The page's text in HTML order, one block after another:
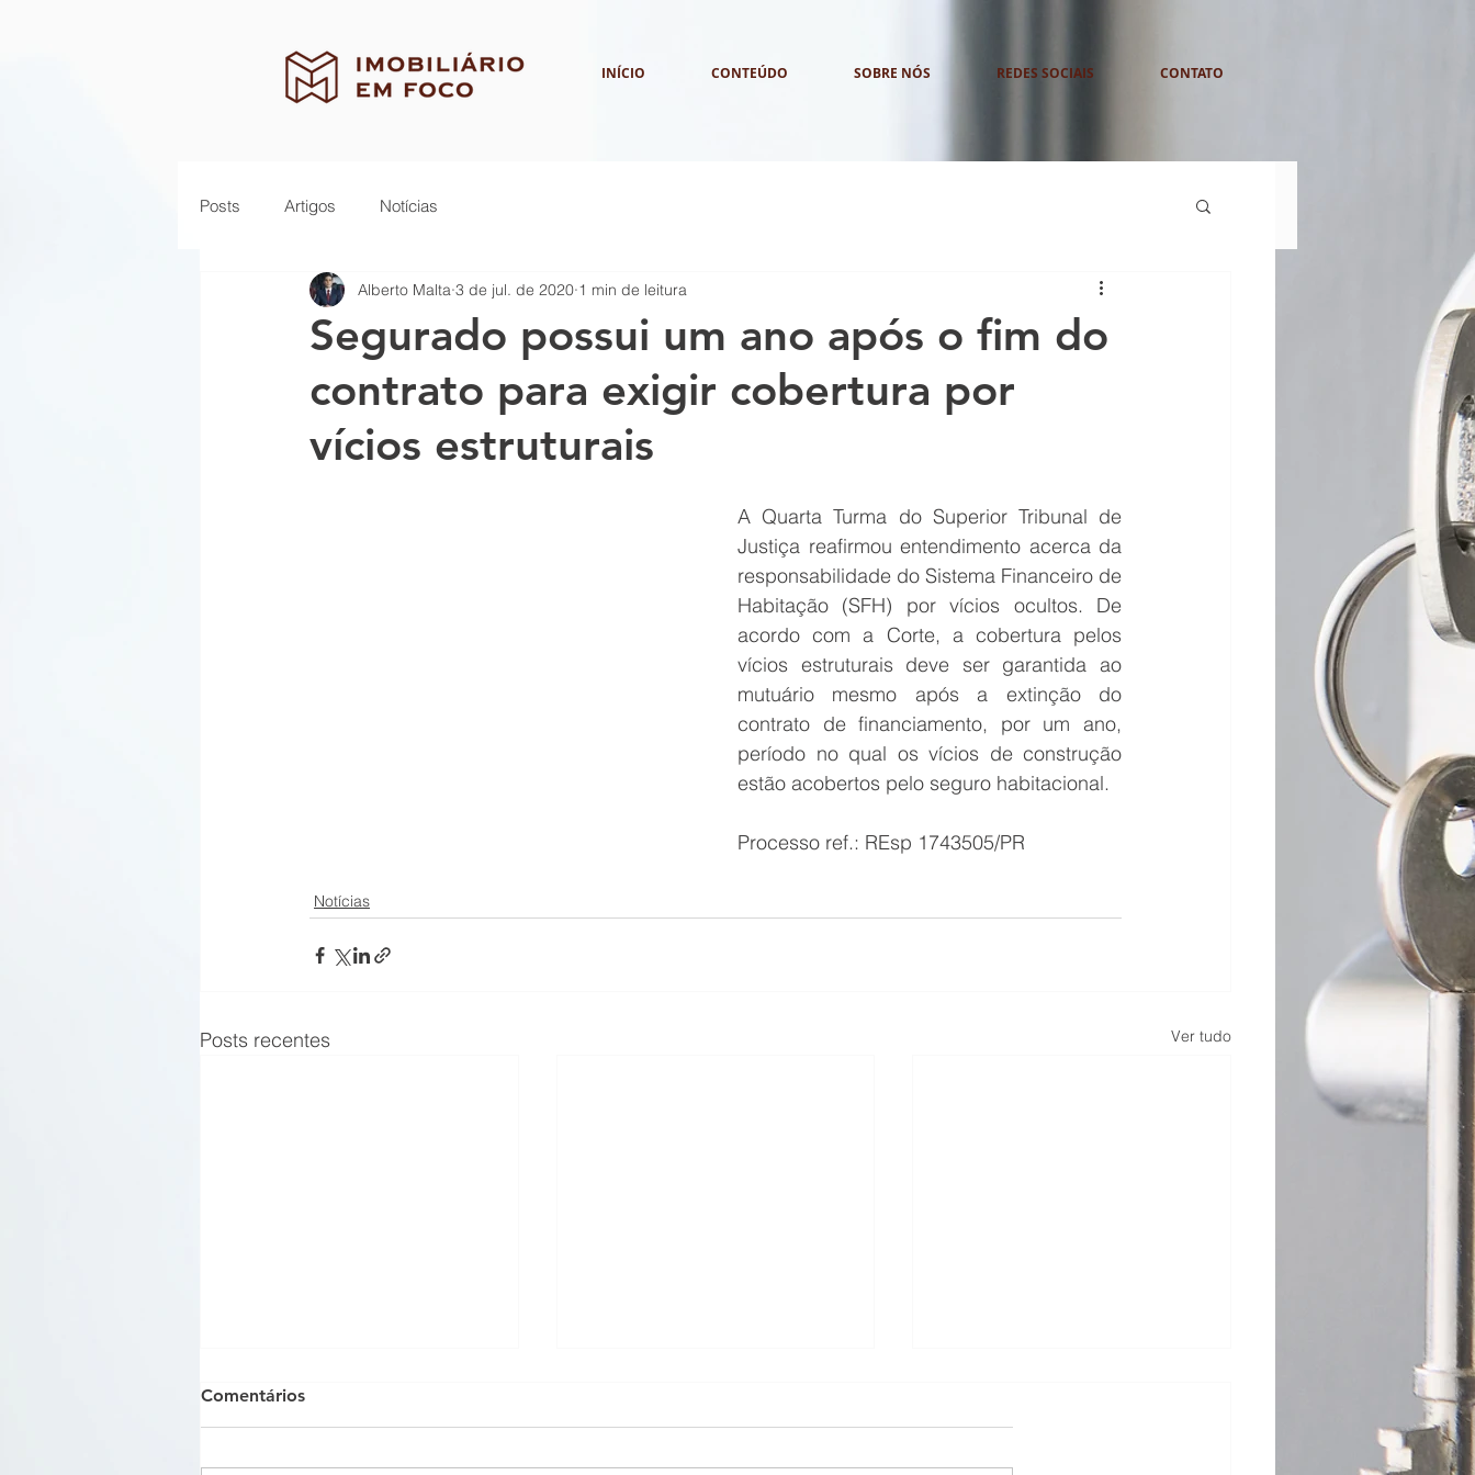
INÍCIO CONTEÚDO SOBRE NÓS REDES SOCIAIS CONTATO
Posts Artigos Notícias
Segurado possui um ano após o fim do
contrato para exigir cobertura por
vícios estruturais
Alberto Malta 3 de jul. de 2020 1 min de leitura
A Quarta Turma do Superior Tribunal de
Justiça reafirmou entendimento acerca da
responsabilidade do Sistema Financeiro de
Habitação (SFH) por vícios ocultos. De
acordo com a Corte, a cobertura pelos
vícios estruturais deve ser garantida ao
mutuário mesmo após a extinção do
contrato de financiamento, por um ano,
período no qual os vícios de construção
estão acobertos pelo seguro habitacional.
Processo ref.: REsp 1743505/PR
Notícias
Posts recentes Ver tudo
Comentários